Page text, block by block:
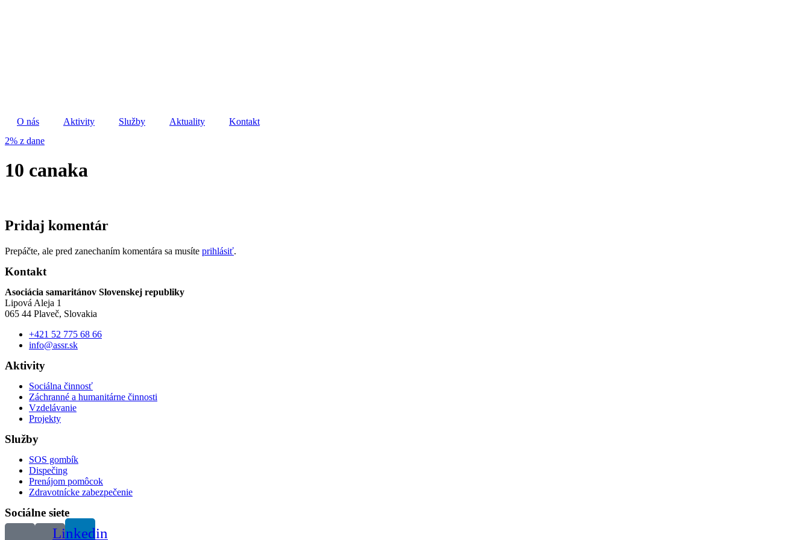
O nás Aktivity Služby Aktuality
Kontakt
2% z dane
10 canaka
Pridaj komentár
Prepáčte, ale pred zanechaním komentára sa musíte prihlásiť.
Kontakt
Asociácia samaritánov Slovenskej republiky
Lipová Aleja 1
065 44 Plaveč, Slovakia
+421 52 775 68 66
info@assr.sk
Aktivity
Sociálna činnosť
Záchranné a humanitárne činnosti
Vzdelávanie
Projekty
Služby
SOS gombík
Dispečing
Prenájom pomôcok
Zdravotnícke zabezpečenie
Sociálne siete
Linkedin